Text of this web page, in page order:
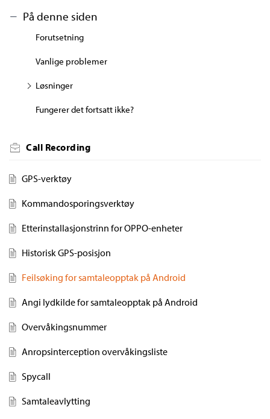
På denne siden
Forutsetning
Vanlige problemer
Løsninger
Fungerer det fortsatt ikke?
Call Recording
GPS-verktøy
Kommandosporingsverktøy
Etterinstallasjonstrinn for OPPO-enheter
Historisk GPS-posisjon
Feilsøking for samtaleopptak på Android
Angi lydkilde for samtaleopptak på Android
Overvåkingsnummer
Anropsinterception overvåkingsliste
Spycall
Samtaleavlytting